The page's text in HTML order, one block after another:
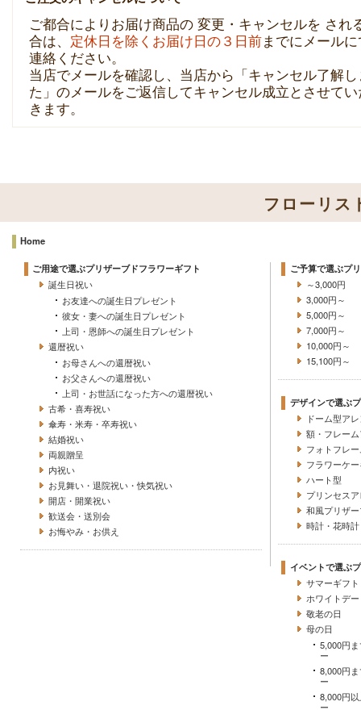
ご都合によりお届け商品の 変更・キャンセルを され
合は、 定休日を除くお届け日の３日前までにメール
連絡ください。
当店でメールを確認し、当店から「キャンセル了解
た」のメールをご返信してキャンセル成立とさせて
きます。
フローリス
Home
ご用途で選ぶプリザーブドフラワーギフト
誕生日祝い
お友達への誕生日プレゼント
彼女・妻への誕生日プレゼント
上司・恩師への誕生日プレゼント
還暦祝い
お母さんへの還暦祝い
お父さんへの還暦祝い
上司・お世話になった方への還暦祝い
古希・喜寿祝い
傘寿・米寿・卒寿祝い
結婚祝い
両親贈呈
内祝い
お見舞い・退院祝い・快気祝い
開店・開業祝い
歓送会・送別会
お悔やみ・お供え
ご予算で選ぶプ
～3,000円
3,000円～
5,000円～
7,000円～
10,000円～
15,100円～
デザインで選ぶ
ドーム型ア
額・フレー
フォトフレ
フラワーケ
ハート型
プリンセス
和風プリザ
時計・花時計
イベントで選ぶ
サマーギフ
ホワイトデー
敬老の日
母の日
5,000円
ー
8,000円
ー
8,000円
ー